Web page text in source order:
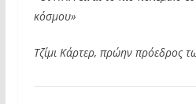
κόσμου»
Τζίμι Κάρτερ, πρώην πρόεδρος